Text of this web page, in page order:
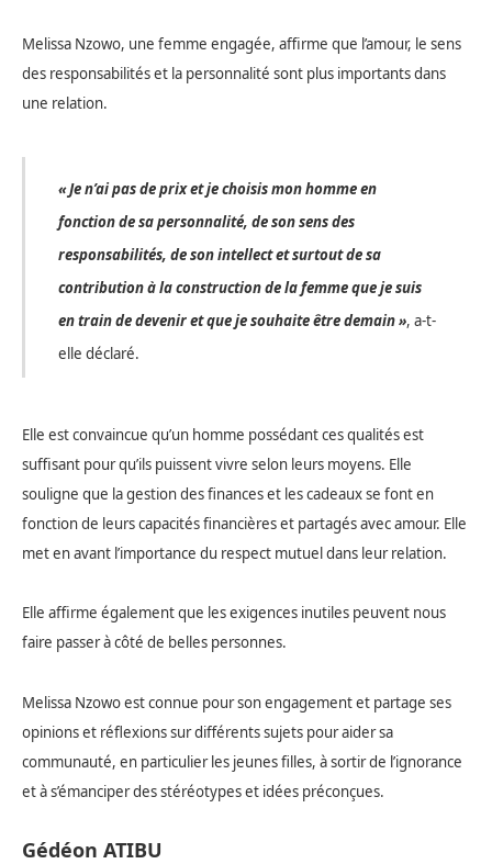
Melissa Nzowo, une femme engagée, affirme que l’amour, le sens
des responsabilités et la personnalité sont plus importants dans
une relation.
« Je n’ai pas de prix et je choisis mon homme en
fonction de sa personnalité, de son sens des
responsabilités, de son intellect et surtout de sa
contribution à la construction de la femme que je suis
en train de devenir et que je souhaite être demain», a-t-
elle déclaré.
Elle est convaincue qu’un homme possédant ces qualités est
suffisant pour qu’ils puissent vivre selon leurs moyens. Elle
souligne que la gestion des finances et les cadeaux se font en
fonction de leurs capacités financières et partagés avec amour. Elle
met en avant l’importance du respect mutuel dans leur relation.
Elle affirme également que les exigences inutiles peuvent nous
faire passer à côté de belles personnes.
Melissa Nzowo est connue pour son engagement et partage ses
opinions et réflexions sur différents sujets pour aider sa
communauté, en particulier les jeunes filles, à sortir de l’ignorance
et à s’émanciper des stéréotypes et idées préconçues.
Gédéon ATIBU